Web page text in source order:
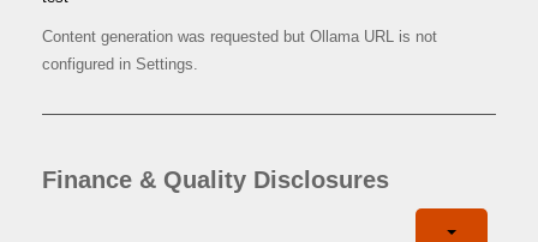
Content generation was requested but Ollama URL is not
configured in Settings.
Finance & Quality Disclosures